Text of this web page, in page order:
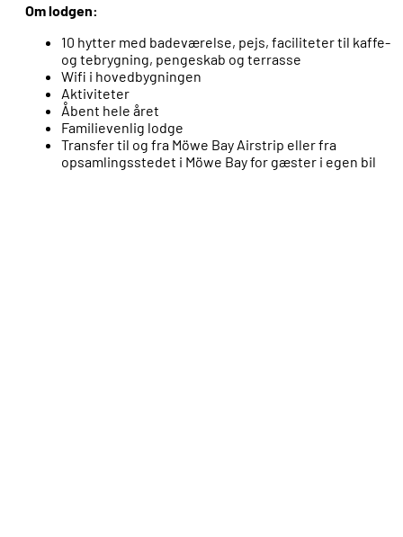
Om lodgen:
10 hytter med badeværelse, pejs, faciliteter til kaffe-
og tebrygning, pengeskab og terrasse
Wifi i hovedbygningen
Aktiviteter
Åbent hele året
Familievenlig lodge
Transfer til og fra Möwe Bay Airstrip eller fra
opsamlingsstedet i Möwe Bay for gæster i egen bil